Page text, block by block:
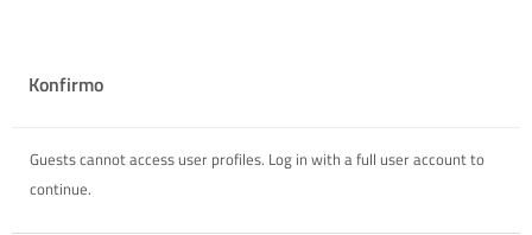
SHQIP ‎(SQ)‎
Konfirmo
Guests cannot access user profiles. Log in with a full user account to
continue.